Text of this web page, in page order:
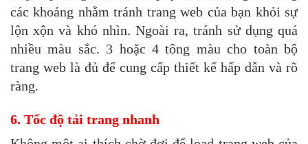
các khoảng nhằm tránh trang web của bạn khỏi sự
lộn xộn và khó nhìn. Ngoài ra, tránh sử dụng quá
nhiều màu sắc. 3 hoặc 4 tông màu cho toàn bộ
trang web là đủ để cung cấp thiết kế hấp dẫn và rõ
ràng.
6. Tốc độ tải trang nhanh